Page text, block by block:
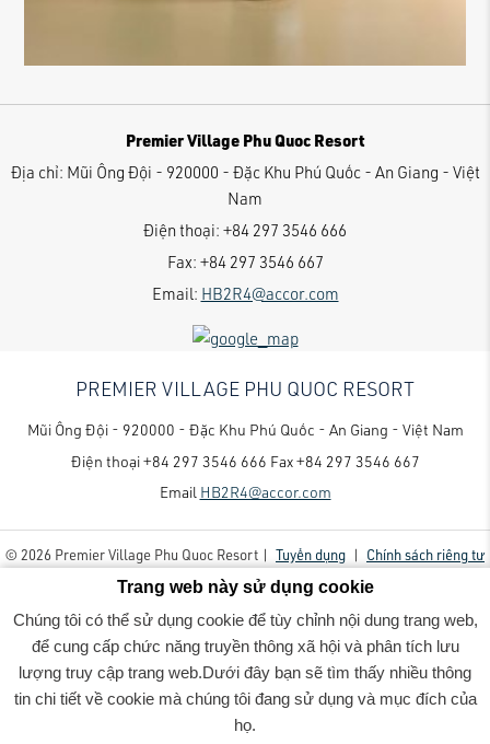
Trang web này sử dụng cookie
Chúng tôi có thể sử dụng cookie để tùy chỉnh nội dung trang web,
để cung cấp chức năng truyền thông xã hội và phân tích lưu
lượng truy cập trang web.Dưới đây bạn sẽ tìm thấy nhiều thông
tin chi tiết về cookie mà chúng tôi đang sử dụng và mục đích của
họ.
Premier Village Phu Quoc Resort
Địa chỉ: Mũi Ông Đội - 920000 - Đặc Khu Phú Quốc - An Giang - Việt
Nam
Điện thoại: +84 297 3546 666
Fax: +84 297 3546 667
Email: HB2R4@accor.com
PREMIER VILLAGE PHU QUOC RESORT
Mũi Ông Đội - 920000 - Đặc Khu Phú Quốc - An Giang - Việt Nam
Điện thoại+84 297 3546 666 Fax+84 297 3546 667
Email HB2R4@accor.com
© 2026 Premier Village Phu Quoc Resort | Tuyển dụng | Chính sách riêng tư
Premier Village Phu Quoc Resort - Luxury family-friendly resort